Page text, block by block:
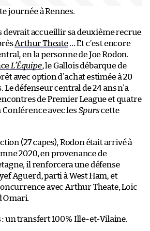
journée à Rennes.
devrait accueillir sa deuxième recrue
Arthur Theate… Et c’est encore
en la personne de Joe Rodon.
L’Équipe, le Gallois débarque de
avec option d’achat estimée à 20
Le défenseur central de 24 ans n’a
de Premier League et quatre
Conférence avec lesSpurscette
(27 capes), Rodon était arrivé à
2020, en provenance de
il renforcera une défense
Aguerd, parti à West Ham, et
avec Arthur Theate, Loic
Omari.
: un transfert 100% Ille-et-Vilaine.